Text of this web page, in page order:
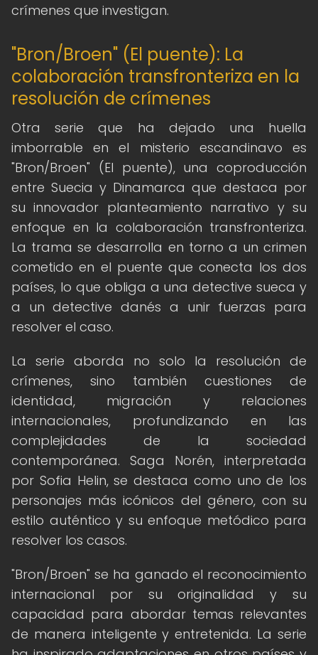
crímenes que investigan.
"Bron/Broen" (El puente): La
colaboración transfronteriza en la
resolución de crímenes
Otra serie que ha dejado una huella
imborrable en el misterio escandinavo es
"Bron/Broen" (El puente), una coproducción
entre Suecia y Dinamarca que destaca por
su innovador planteamiento narrativo y su
enfoque en la colaboración transfronteriza.
La trama se desarrolla en torno a un crimen
cometido en el puente que conecta los dos
países, lo que obliga a una detective sueca y
a un detective danés a unir fuerzas para
resolver el caso.
La serie aborda no solo la resolución de
crímenes, sino también cuestiones de
identidad, migración y relaciones
internacionales, profundizando en las
complejidades de la sociedad
contemporánea. Saga Norén, interpretada
por Sofia Helin, se destaca como uno de los
personajes más icónicos del género, con su
estilo auténtico y su enfoque metódico para
resolver los casos.
"Bron/Broen" se ha ganado el reconocimiento
internacional por su originalidad y su
capacidad para abordar temas relevantes
de manera inteligente y entretenida. La serie